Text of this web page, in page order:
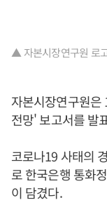
▲ 자본시장연구원 로
자본시장연구원은
전망' 보고서를 발
코로나19 사태의
로 한국은행 통화
이 담겼다.